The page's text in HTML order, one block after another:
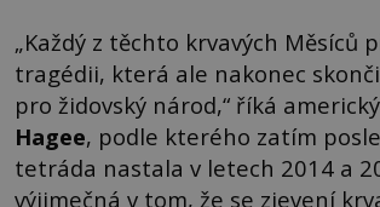
„Každý z těchto krvavých Měsíců
tragédii, která ale nakonec
pro židovský národ,“ říká
Hagee, podle kterého zatím
tetráda nastala v letech 2014 a
výjimečná v tom, že se zjevení